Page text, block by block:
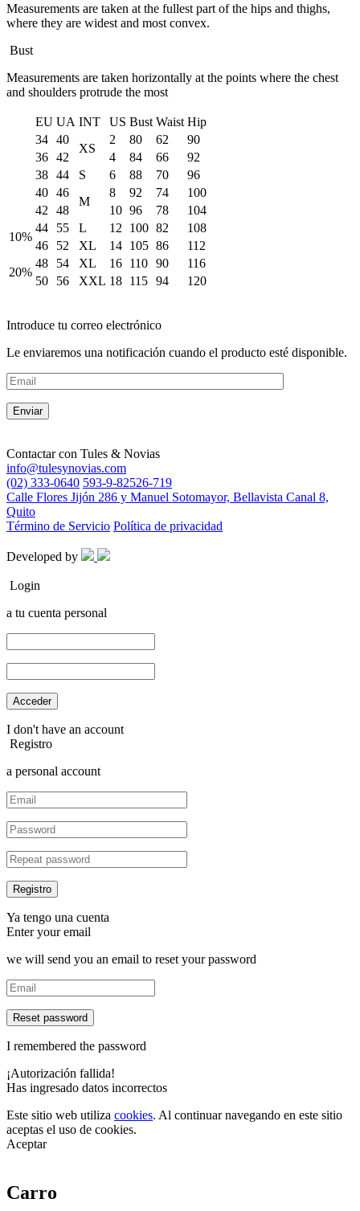
Measurements are taken at the fullest part of the hips and thighs,
where they are widest and most convex.
Bust
Measurements are taken horizontally at the points where the chest
and shoulders protrude the most
EU UA INT US Bust Waist Hip
34 40
XS
2 80 62
90
36 42 4 84 66
92
38 44 S 6 88 70
96
40 46
M
8 92 74
100
42 48 10 96 78
104
10%
44 55 L 12 100 82
108
46
52 XL 14 105 86
112
20%
48 54 XL 16 110 90
116
50
56 XXL 18 115 94 120
Introduce tu correo electrónico
Le enviaremos una notificación cuando el producto esté disponible.
Contactar con Tules & Novias
info@tulesynovias.com
(02) 333-0640 593-9-82526-719
Calle Flores Jijón 286 y Manuel Sotomayor, Bellavista Canal 8,
Quito
Término de Servicio Política de privacidad
Developed by
Login
a tu cuenta personal
I don't have an account
Registro
a personal account
Ya tengo una cuenta
Enter your email
we will send you an email to reset your password
Reset password
I remembered the password
¡Autorización fallida!
Has ingresado datos incorrectos
Este sitio web utiliza cookies. Al continuar navegando en este sitio
aceptas el uso de cookies.
Aceptar
Carro